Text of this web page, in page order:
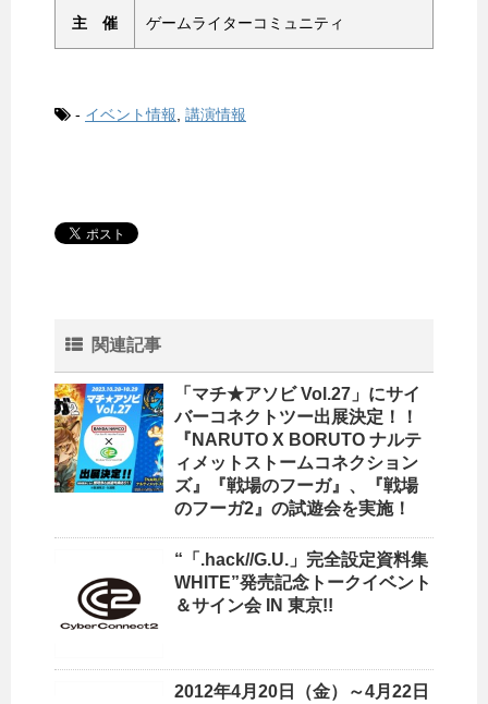
主 催 ゲームライターコミュニティ
- イベント情報, 講演情報
関連記事
「マチ★アソビ Vol.27」にサイ
バーコネクトツー出展決定！！
『NARUTO X BORUTO ナルテ
ィメットストームコネクション
ズ』『戦場のフーガ』、『戦場
のフーガ2』の試遊会を実施！
“「.hack//G.U.」完全設定資料集
WHITE”発売記念トークイベント
＆サイン会 IN 東京!!
2012年4月20日（金）～4月22日